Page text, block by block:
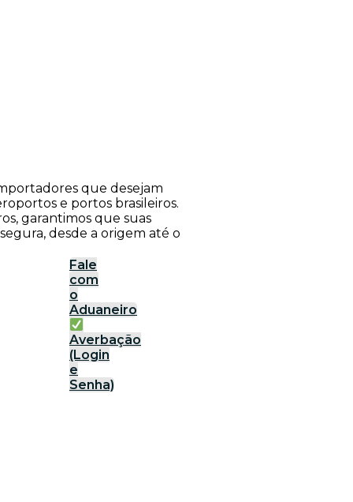
que desejam
e portos brasileiros.
garantimos que suas
desde a origem até o
Fale
com
o
Aduaneiro
Averbação
(Login
e
Senha)